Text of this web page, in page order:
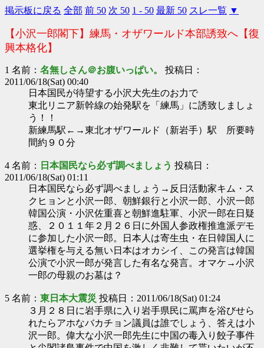
掲示板に戻る 全部 前 50 次 50 1 - 50 最新 50 スレ一覧 ▼
【小沢一郎閣下】練馬・オザワールド本部誘致へ【復
興本格化】
1 名前： 名無しさん＠お腹いっぱい。 投稿日：
2011/06/18(Sat) 00:40
日本国民が待望する小沢大先生のお力で
東北リニア新幹線の始発駅を「練馬」に誘致しましょ
う！！
新練馬駅←→東北オザワールド（新岩手）駅 所要時
間約９０分
4 名前： 日本国民なら必ず調べましょう 投稿日：
2011/06/18(Sat) 01:11
日本国民なら必ず調べましょう→反日活動家キム・ス
クヒョンと小沢一郎、朝鮮銀行と小沢一郎、小沢一郎
韓国公演・小沢佐重喜と朝鮮進駐軍、小沢一郎在日疑
惑、２０１１年２月２６日に外国人参政権推進派デモ
に参加した小沢一郎。日本人は寄生虫・在日韓国人に
選挙権を与える無い日本はオカシイ、この発言は韓国
公演で小沢一郎が発言した有名な発言。オマケ→小沢
一郎の母親のお墓は？
5 名前： 東日本大震災 投稿日：2011/06/18(Sat) 01:24
３月２８日に岩手県に入り岩手県民に罵声を浴びせら
れたらアホなバカチョン議員は誰でしょう、答えは小
沢一郎。偉大な小沢一郎先生に中国の毒入り餃子事件